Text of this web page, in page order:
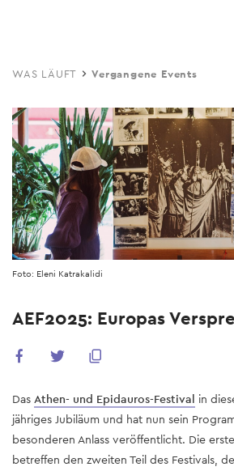
main
WAS LÄUFT Vergangene Events
Foto: Eleni Katrakalidi
AEF2025: Europas
Das Athen- und Epidauros-Festival in
jähriges Jubiläum und hat nun sein
besonderen Anlass veröffentlicht. Die
betreffen den zweiten Teil des Festivals,